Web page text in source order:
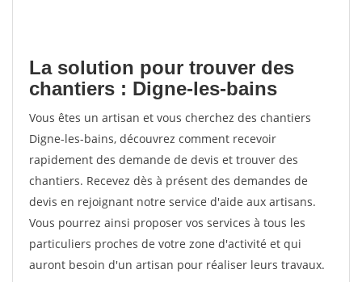
La solution pour trouver des
chantiers : Digne-les-bains
Vous êtes un artisan et vous cherchez des chantiers
Digne-les-bains, découvrez comment recevoir
rapidement des demande de devis et trouver des
chantiers. Recevez dès à présent des demandes de
devis en rejoignant notre service d'aide aux artisans.
Vous pourrez ainsi proposer vos services à tous les
particuliers proches de votre zone d'activité et qui
auront besoin d'un artisan pour réaliser leurs travaux.